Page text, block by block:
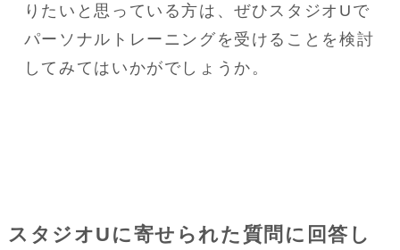
りたいと思っている方は、ぜひスタジオUで
パーソナルトレーニングを受けることを検討
してみてはいかがでしょうか。
スタジオUに寄せられた質問に回答し